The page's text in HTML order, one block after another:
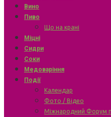
Вино
Пиво
Що на крані
Міцні
Сидри
Соки
Медоваріння
Події
Календар
Фото / Відео
Міжнародний Форум